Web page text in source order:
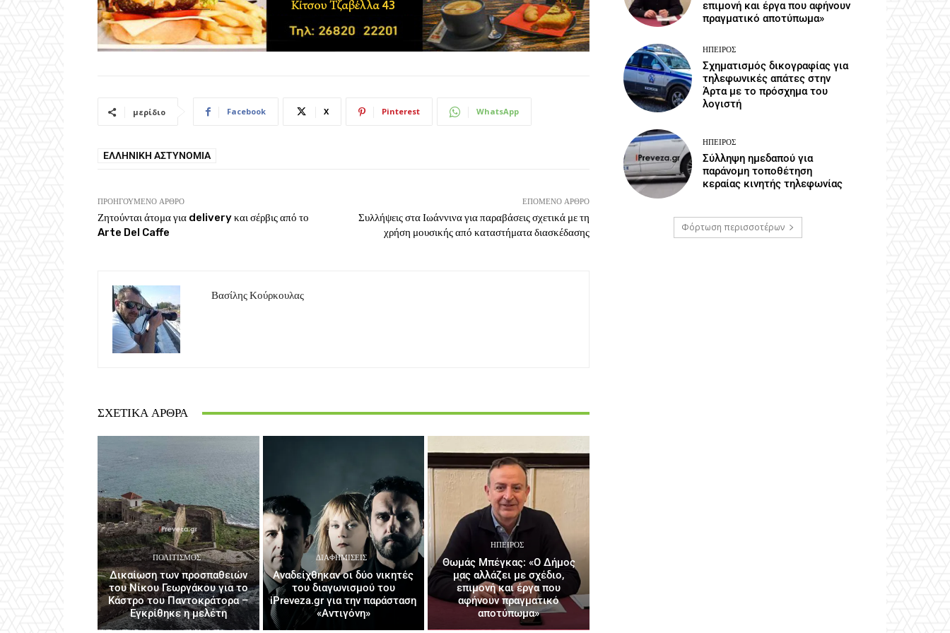
μερίδιο Facebook X Pinterest WhatsApp
ΕΛΛΗΝΙΚΉ ΑΣΤΥΝΟΜΊΑ
ΠΡΟΗΓΟΎΜΕΝΟ ΆΡΘΡΟ
Ζητούνται άτομα για delivery και σέρβις από το
Arte Del Caffe
ΕΠΌΜΕΝΟ ΆΡΘΡΟ
Συλλήψεις στα Ιωάννινα για παραβάσεις σχετικά με τη
χρήση μουσικής από καταστήματα διασκέδασης
Βασίλης Κούρκουλας
ΣΧΕΤΙΚΆ ΆΡΘΡΑ
ΠΟΛΙΤΙΣΜΌΣ
Δικαίωση των προσπαθειών
του Νίκου Γεωργάκου για το
Κάστρο του Παντοκράτορα –
Εγκρίθηκε η μελέτη
ΔΙΑΦΗΜΊΣΕΙΣ
Αναδείχθηκαν οι δύο νικητές
του διαγωνισμού του
iPreveza.gr για την παράσταση
«Αντιγόνη»
ΉΠΕΙΡΟΣ
Θωμάς Μπέγκας: «Ο Δήμος
μας αλλάζει με σχέδιο,
επιμονή και έργα που
αφήνουν πραγματικό
αποτύπωμα»
επιμονή και έργα που αφήνουν
πραγματικό αποτύπωμα»
ΉΠΕΙΡΟΣ
Σχηματισμός δικογραφίας για
τηλεφωνικές απάτες στην
Άρτα με το πρόσχημα του
λογιστή
ΉΠΕΙΡΟΣ
Σύλληψη ημεδαπού για
παράνομη τοποθέτηση
κεραίας κινητής τηλεφωνίας
Φόρτωση περισσοτέρων